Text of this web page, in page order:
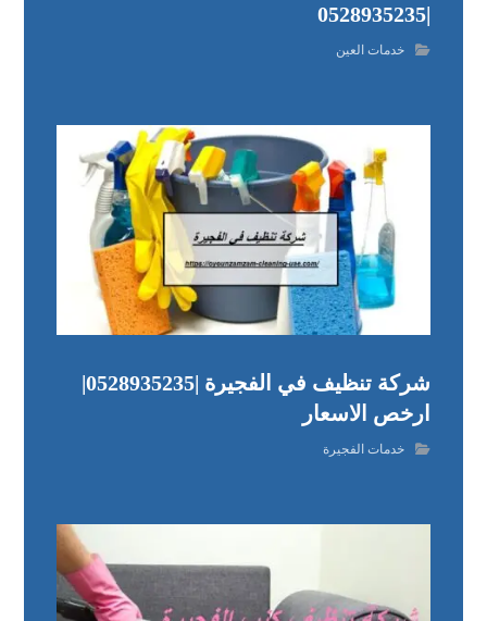
|0528935235
خدمات العين
شركة تنظيف في الفجيرة |0528935235|
ارخص الاسعار
خدمات الفجيرة